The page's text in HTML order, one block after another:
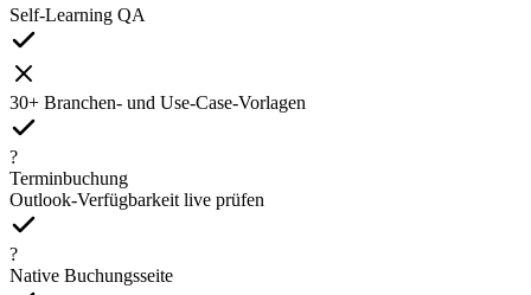
Self-Learning QA
30+ Branchen- und Use-Case-Vorlagen
?
Terminbuchung
Outlook-Verfügbarkeit live prüfen
?
Native Buchungsseite